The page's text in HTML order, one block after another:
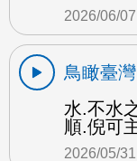
2026/06/07
鳥瞰臺灣
水.不水
順.倪可
2026/05/31